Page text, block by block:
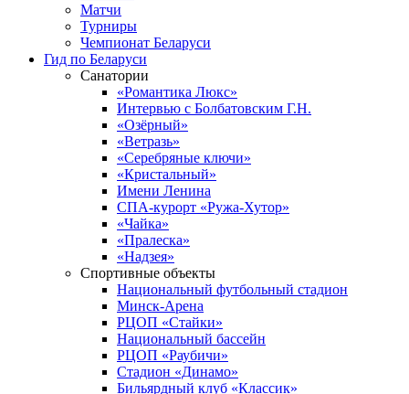
Матчи
Турниры
Чемпионат Беларуси
Гид по Беларуси
Санатории
«Романтика Люкс»
Интервью с Болбатовским Г.Н.
«Озёрный»
«Ветразь»
«Серебряные ключи»
«Кристальный»
Имени Ленина
СПА-курорт «Ружа-Хутор»
«Чайка»
«Пралеска»
«Надзея»
Спортивные объекты
Национальный футбольный стадион
Минск-Арена
РЦОП «Стайки»
Национальный бассейн
РЦОП «Раубичи»
Стадион «Динамо»
Бильярдный клуб «Классик»